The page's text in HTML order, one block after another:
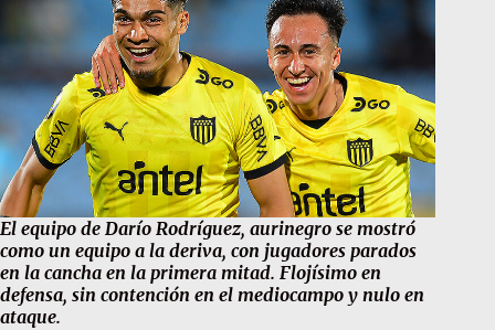
El equipo de Darío Rodríguez, aurinegro se mostró
como un equipo a la deriva, con jugadores parados
en la cancha en la primera mitad. Flojísimo en
defensa, sin contención en el mediocampo y nulo en
ataque.